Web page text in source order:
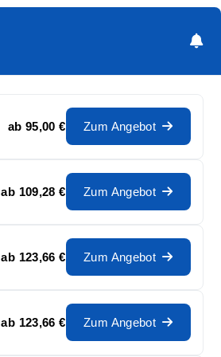
ab 95,00 € Zum Angebot
ab 109,28 € Zum Angebot
ab 123,66 € Zum Angebot
ab 123,66 € Zum Angebot